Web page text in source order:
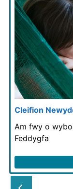
Cleifion
Am fwy o
Feddygfa